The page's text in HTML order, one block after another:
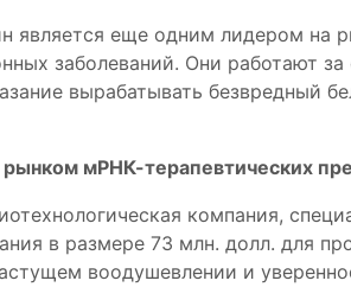
является еще одним лидером на
заболеваний. Они работают
вырабатывать безвредный
мРНК-терапевтических
компания,
в размере 73 млн. долл. для
воодушевлении и